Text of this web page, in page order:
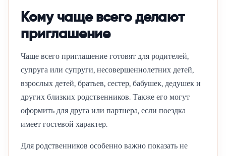
Кому чаще всего делают
приглашение
Чаще всего приглашение готовят для родителей,
супруга или супруги, несовершеннолетних детей,
взрослых детей, братьев, сестер, бабушек, дедушек и
других близких родственников. Также его могут
оформить для друга или партнера, если поездка
имеет гостевой характер.
Для родственников особенно важно показать не